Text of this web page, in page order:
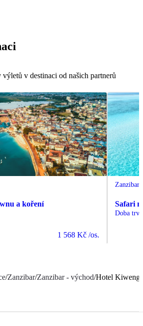
v destinaci od našich partnerů
a koření
1 568 Kč /os.
Zanzibar
Safari
Doba
/Zanzibar/Zanzibar - východ/Hotel